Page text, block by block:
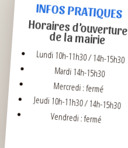
INFOS PRATIQUES
Horaires d’ouverture
de la mairie
Lundi 10h-11h30 / 14h-15h30
Mardi 14h-15h30
Mercredi : fermé
Jeudi 10h-11h30 / 14h-15h30
Vendredi : fermé